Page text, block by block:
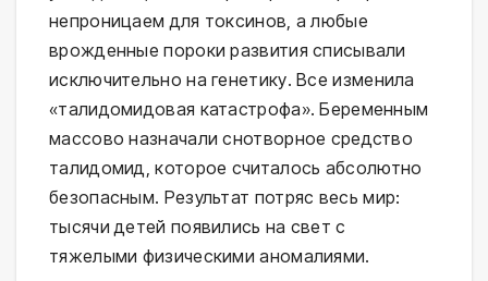
непроницаем для токсинов, а любые
врожденные пороки развития списывали
исключительно на генетику. Все изменила
«талидомидовая катастрофа». Беременным
массово назначали снотворное средство
талидомид, которое считалось абсолютно
безопасным. Результат потряс весь мир:
тысячи детей появились на свет с
тяжелыми физическими аномалиями.